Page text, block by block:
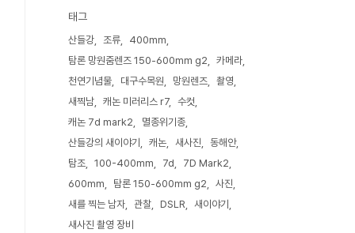
태그
산들강 조류
400mm
탐론 망원줌렌즈 150-600mm g2
카메라
천연기념물
대구수목원 망원렌즈
촬영
새찍남
캐논 미러리스 r7
수컷
캐논 7d mark2
멸종위기종
산들강의 새이야기
캐논 새사진
동해안
탐조
100-400mm 7d
7D Mark2
600mm
탐론 150-600mm g2
사진
새를 찍는 남자
관찰 DSLR
새이야기
새사진 촬영 장비